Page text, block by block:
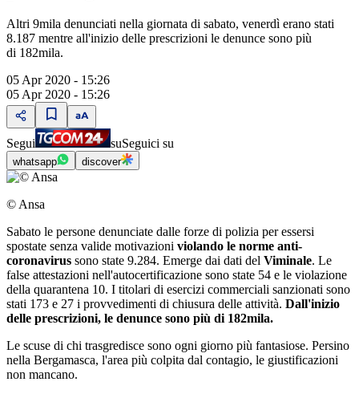
Altri 9mila denunciati nella giornata di sabato, venerdì erano stati
8.187 mentre all'inizio delle prescrizioni le denunce sono più
di 182mila.
05 Apr 2020 - 15:26
05 Apr 2020 - 15:26
Segui suSeguici su
whatsapp discover
© Ansa
Sabato le persone denunciate dalle forze di polizia per essersi
spostate senza valide motivazioni violando le norme anti-
coronavirus sono state 9.284. Emerge dai dati del Viminale. Le
false attestazioni nell'autocertificazione sono state 54 e le violazione
della quarantena 10. I titolari di esercizi commerciali sanzionati sono
stati 173 e 27 i provvedimenti di chiusura delle attività. Dall'inizio
delle prescrizioni, le denunce sono più di 182mila.
Le scuse di chi trasgredisce sono ogni giorno più fantasiose. Persino
nella Bergamasca, l'area più colpita dal contagio, le giustificazioni
non mancano.